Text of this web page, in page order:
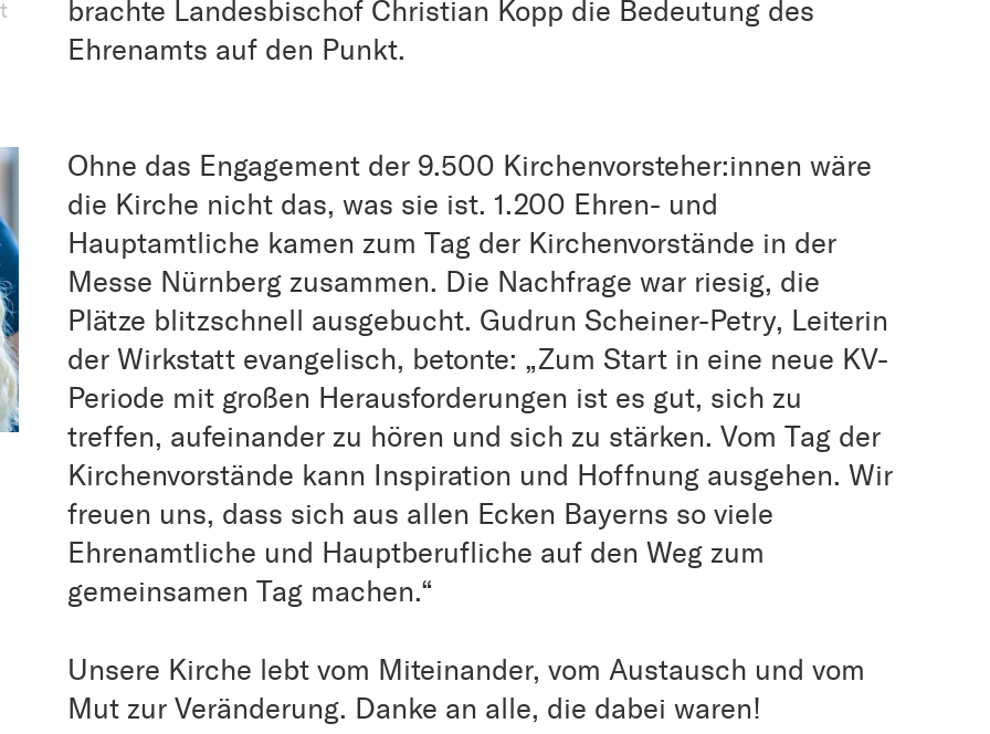
brachte Landesbischof Christian Kopp die Bedeutung des
Ehrenamts auf den Punkt.
Ohne das Engagement der 9.500 Kirchenvorsteher:innen wäre
die Kirche nicht das, was sie ist. 1.200 Ehren- und
Hauptamtliche kamen zum Tag der Kirchenvorstände in der
Messe Nürnberg zusammen. Die Nachfrage war riesig, die
Plätze blitzschnell ausgebucht. Gudrun Scheiner-Petry, Leiterin
der Wirkstatt evangelisch, betonte: „Zum Start in eine neue KV-
Periode mit großen Herausforderungen ist es gut, sich zu
treffen, aufeinander zu hören und sich zu stärken. Vom Tag der
Kirchenvorstände kann Inspiration und Hoffnung ausgehen. Wir
freuen uns, dass sich aus allen Ecken Bayerns so viele
Ehrenamtliche und Hauptberufliche auf den Weg zum
gemeinsamen Tag machen.“
Unsere Kirche lebt vom Miteinander, vom Austausch und vom
Mut zur Veränderung. Danke an alle, die dabei waren!